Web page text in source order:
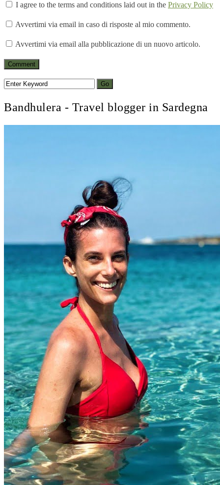
I agree to the terms and conditions laid out in the Privacy Policy
Avvertimi via email in caso di risposte al mio commento.
Avvertimi via email alla pubblicazione di un nuovo articolo.
Bandhulera - Travel blogger in Sardegna